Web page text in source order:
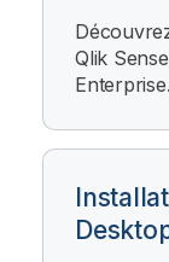
Qlik
Enterprise.